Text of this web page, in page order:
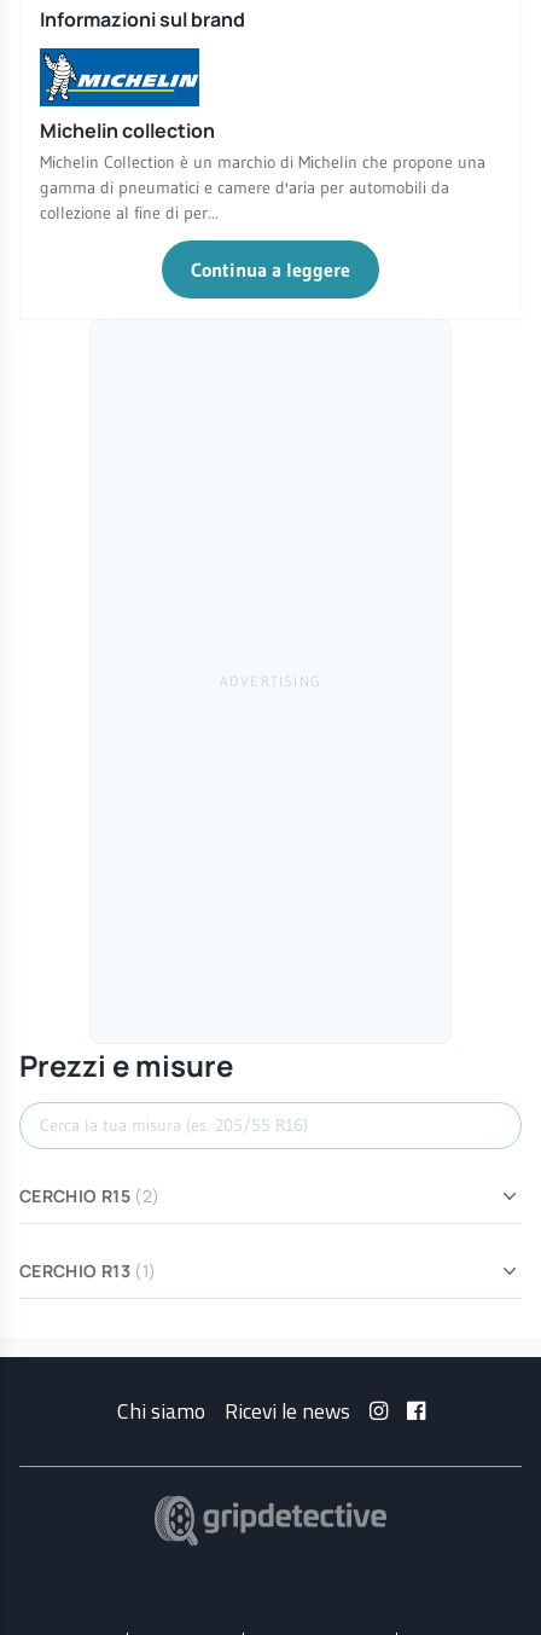
Informazioni sul brand
Michelin collection
Michelin Collection è un marchio di Michelin che propone una
gamma di pneumatici e camere d'aria per automobili da
collezione al fine di per...
Continua a leggere
Prezzi e misure
Cerca misura
CERCHIO R15 (2)
CERCHIO R13 (1)
Chi siamo Ricevi le news